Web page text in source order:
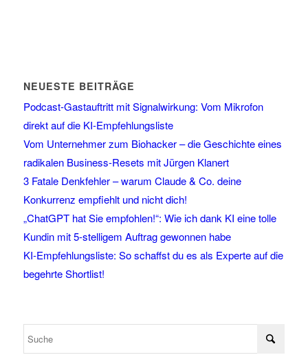
NEUESTE BEITRÄGE
Podcast-Gastauftritt mit Signalwirkung: Vom Mikrofon
direkt auf die KI-Empfehlungsliste
Vom Unternehmer zum Biohacker – die Geschichte eines
radikalen Business-Resets mit Jürgen Klanert
3 Fatale Denkfehler – warum Claude & Co. deine
Konkurrenz empfiehlt und nicht dich!
„ChatGPT hat Sie empfohlen!“: Wie ich dank KI eine tolle
Kundin mit 5-stelligem Auftrag gewonnen habe
KI-Empfehlungsliste: So schaffst du es als Experte auf die
begehrte Shortlist!